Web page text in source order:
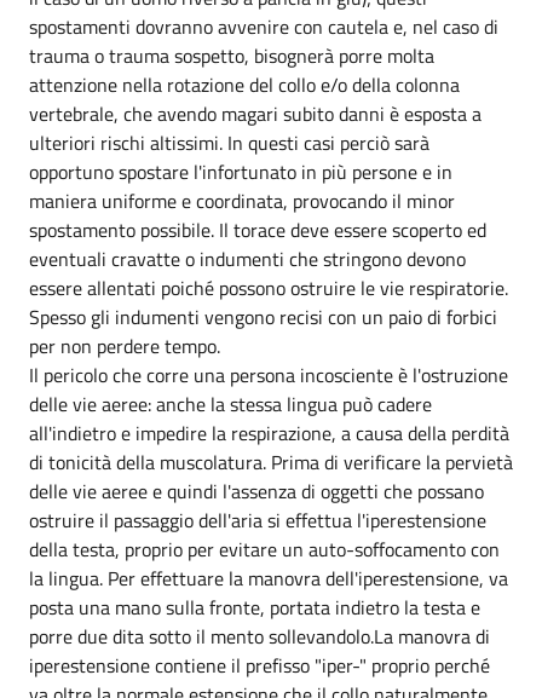
spostamenti dovranno avvenire con cautela e, nel caso di
trauma o trauma sospetto, bisognerà porre molta
attenzione nella rotazione del collo e/o della colonna
vertebrale, che avendo magari subito danni è esposta a
ulteriori rischi altissimi. In questi casi perciò sarà
opportuno spostare l'infortunato in più persone e in
maniera uniforme e coordinata, provocando il minor
spostamento possibile. Il torace deve essere scoperto ed
eventuali cravatte o indumenti che stringono devono
essere allentati poiché possono ostruire le vie respiratorie.
Spesso gli indumenti vengono recisi con un paio di forbici
per non perdere tempo.
Il pericolo che corre una persona incosciente è l'ostruzione
delle vie aeree: anche la stessa lingua può cadere
all'indietro e impedire la respirazione, a causa della perdità
di tonicità della muscolatura. Prima di verificare la pervietà
delle vie aeree e quindi l'assenza di oggetti che possano
ostruire il passaggio dell'aria si effettua l'iperestensione
della testa, proprio per evitare un auto-soffocamento con
la lingua. Per effettuare la manovra dell'iperestensione, va
posta una mano sulla fronte, portata indietro la testa e
porre due dita sotto il mento sollevandolo.La manovra di
iperestensione contiene il prefisso "iper-" proprio perché